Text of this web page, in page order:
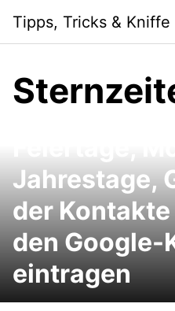
content
Tipps, Tricks & Kniffe
Jahrestage,
der
den Google-
eintragen